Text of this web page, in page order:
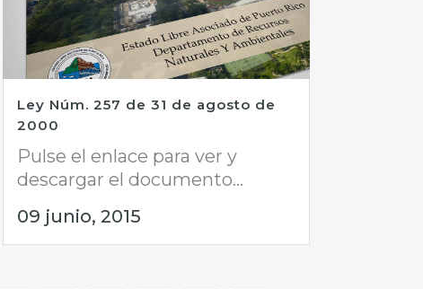
Ley Núm. 257 de 31 de agosto de
2000
Pulse el enlace para ver y
descargar el documento...
09 junio, 2015